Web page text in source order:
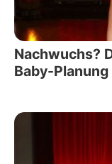
Nachwuchs?
Baby-Planung